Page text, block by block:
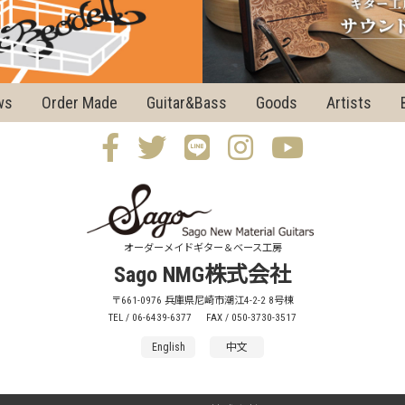
Order Made Guitar&Bass Goods Artists
オーダーメイドギター＆ベース工房
Sago NMG株式会社
〒661-0976 兵庫県尼崎市潮江4-2-2 8号棟
TEL / 06-6439-6377
FAX / 050-3730-3517
English 中文